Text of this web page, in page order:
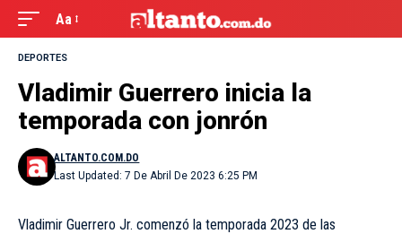
Aa
DEPORTES
Vladimir Guerrero inicia la
temporada con jonrón
Last Updated: 7 De Abril De 2023 6:25 PM
ALTANTO.COM.DO
Vladimir Guerrero Jr. comenzó la temporada 2023 de las